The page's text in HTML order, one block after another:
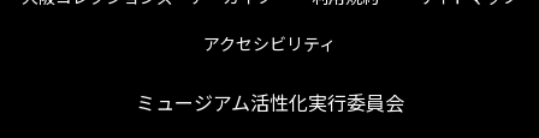
アクセシビリティ
ミュージアム活性化実行委員会